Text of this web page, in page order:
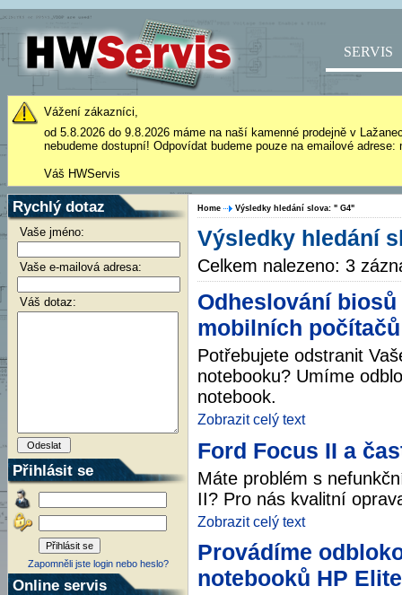
SERVIS
Vážení zákazníci,
od 5.8.2026 do 9.8.2026 máme na naší kamenné prodejně v
nebudeme dostupní! Odpovídat budeme pouze na emailové
Váš HWServis
Rychlý dotaz
Vaše jméno:
Vaše e-mailová adresa:
Váš dotaz:
Přihlásit se
Zapomněli jste login nebo heslo?
Online servis
Home Výsledky hledání slova: " G4"
Výsledky hledání
Celkem nalezeno: 3
Odheslování
mobilních počítačů
Potřebujete odstranit
notebooku? Umíme
notebook.
Zobrazit celý text
Ford Focus II a
Máte problém s
II? Pro nás kvalitní
Zobrazit celý text
Provádíme
notebooků HP